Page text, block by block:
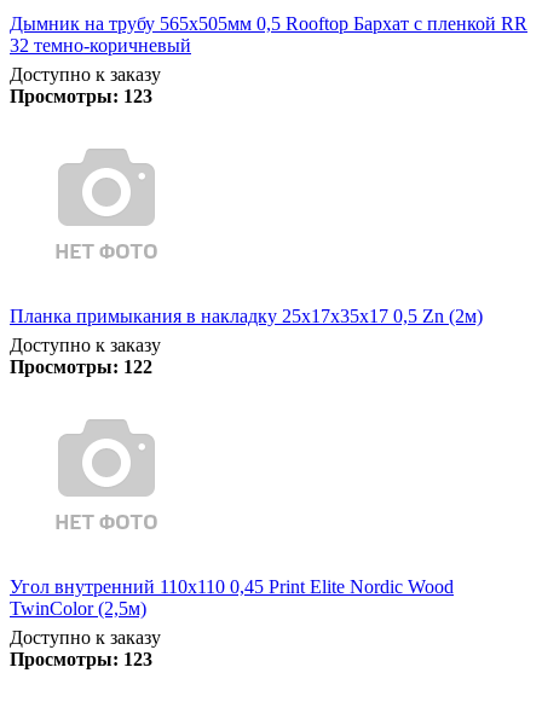
Дымник на трубу 565х505мм 0,5 Rooftop Бархат с пленкой RR
32 темно-коричневый
Доступно к заказу
Просмотры: 123
Планка примыкания в накладку 25х17х35х17 0,5 Zn (2м)
Доступно к заказу
Просмотры: 122
Угол внутренний 110х110 0,45 Print Elite Nordic Wood
TwinColor (2,5м)
Доступно к заказу
Просмотры: 123